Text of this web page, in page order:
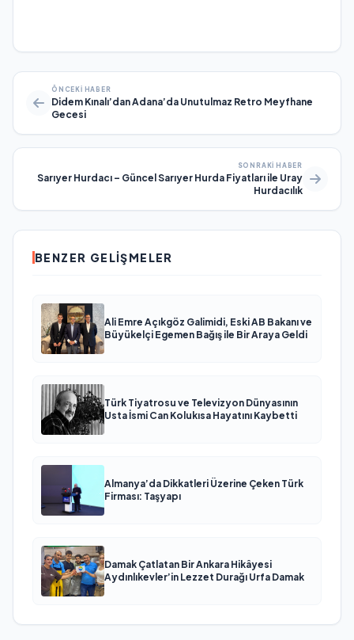
ÖNCEKI HABER
Didem Kınalı’dan Adana’da Unutulmaz Retro Meyfhane
Gecesi
SONRAKI HABER
Sarıyer Hurdacı – Güncel Sarıyer Hurda Fiyatları ile Uray
Hurdacılık
BENZER GELIŞMELER
Ali Emre Açıkgöz Galimidi, Eski AB Bakanı ve
Büyükelçi Egemen Bağış ile Bir Araya Geldi
Türk Tiyatrosu ve Televizyon Dünyasının
Usta İsmi Can Kolukısa Hayatını Kaybetti
Almanya’da Dikkatleri Üzerine Çeken Türk
Firması: Taşyapı
Damak Çatlatan Bir Ankara Hikâyesi
Aydınlıkevler’in Lezzet Durağı Urfa Damak